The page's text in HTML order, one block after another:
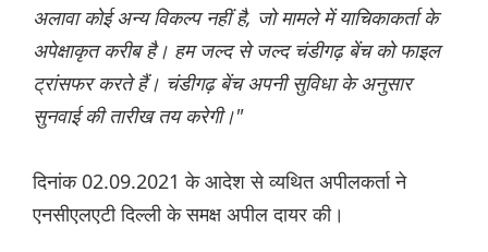
अलावा कोई अन्य विकल्प नहीं है, जो मामले में याचिकाकर्ता के
अपेक्षाकृत करीब है। हम जल्द से जल्द चंडीगढ़ बेंच को फाइल
ट्रांसफर करते हैं। चंडीगढ़ बेंच अपनी सुविधा के अनुसार
सुनवाई की तारीख तय करेगी।"
दिनांक 02.09.2021 के आदेश से व्यथित अपीलकर्ता ने
एनसीएलएटी दिल्ली के समक्ष अपील दायर की।